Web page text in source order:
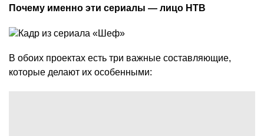
Почему именно эти сериалы — лицо НТВ
В обоих проектах есть три важные составляющие,
которые делают их особенными: